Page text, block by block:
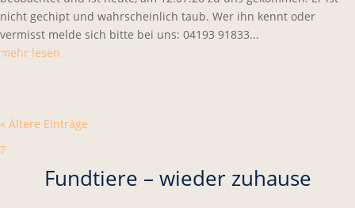
nicht gechipt und wahrscheinlich taub. Wer ihn kennt oder
vermisst melde sich bitte bei uns: 04193 91833...
mehr lesen
« Ältere Einträge
7
Fundtiere – wieder zuhause